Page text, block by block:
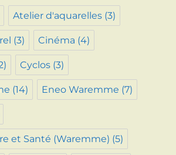
Atelier d'aquarelles (3)
(3) Cinéma (4)
Cyclos (3)
(14) Eneo Waremme (7)
et Santé (Waremme) (5)